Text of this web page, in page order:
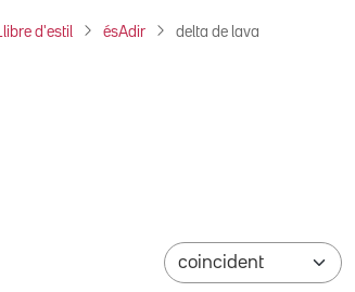
Llibre d'estil ésAdir delta de lava